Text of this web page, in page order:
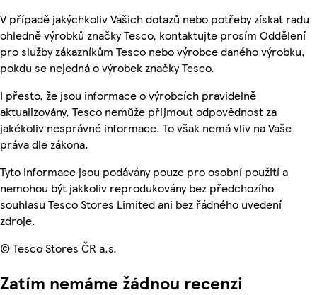
V případě jakýchkoliv Vašich dotazů nebo potřeby získat radu
ohledně výrobků značky Tesco, kontaktujte prosím Oddělení
pro služby zákazníkům Tesco nebo výrobce daného výrobku,
pokdu se nejedná o výrobek značky Tesco.
I přesto, že jsou informace o výrobcích pravidelně
aktualizovány, Tesco nemůže přijmout odpovědnost za
jakékoliv nesprávné informace. To však nemá vliv na Vaše
práva dle zákona.
Tyto informace jsou podávány pouze pro osobní použití a
nemohou být jakkoliv reprodukovány bez předchozího
souhlasu Tesco Stores Limited ani bez řádného uvedení
zdroje.
© Tesco Stores ČR a.s.
Zatím nemáme žádnou recenzi